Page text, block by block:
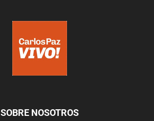
SOBRE NOSOTROS